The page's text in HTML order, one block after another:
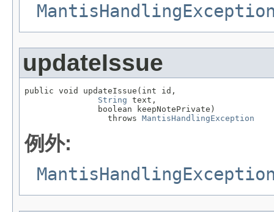
updateIssue
public void updateIssue(int id,
String text,
               boolean keepNotePrivate)
                 throws
MantisHandlingException
例外: